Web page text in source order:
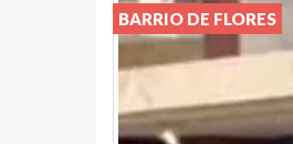
BARRIO DE FLORES